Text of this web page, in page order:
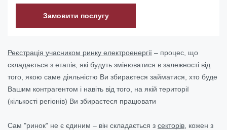
Замовити послугу
Реєстрація учасником ринку електроенергії – процес, що
складається з етапів, які будуть змінюватися в залежності від
того, якою саме діяльністю Ви збираєтеся займатися, хто буде
Вашим контрагентом і навіть від того, на якій території
(кількості регіонів) Ви збираєтеся працювати
Сам "ринок" не є єдиним – він складається з секторів , кожен з